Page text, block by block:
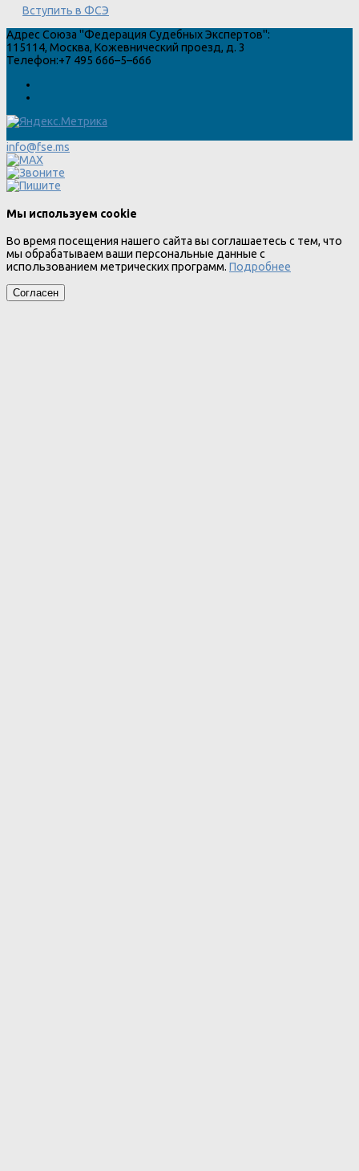
Вступить в ФСЭ
Адрес Союза "Федерация Судебных Экспертов":
115114, Москва, Кожевнический проезд, д. 3
Телефон:+7 495 666–5–666
info@fse.ms
Мы используем cookie
Во время посещения нашего сайта вы соглашаетесь с тем, что
мы обрабатываем ваши персональные данные с
использованием метрических программ. Подробнее
Согласен